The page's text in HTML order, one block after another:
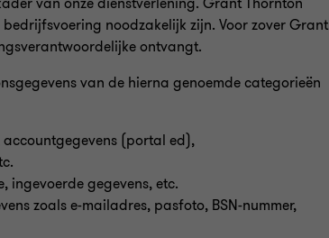
noodzakelijk zijn. Voor zover Grant
ontvangt.
van de hierna genoemde categorieën
accountgegevens (portal ed),
ingevoerde gegevens, etc.
zoals e-mailadres, pasfoto, BSN-nummer,